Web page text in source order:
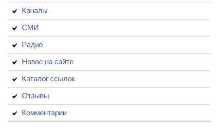
Каналы
СМИ
Радио
Новое на сайте
Каталог ссылок
Отзывы
Комментарии